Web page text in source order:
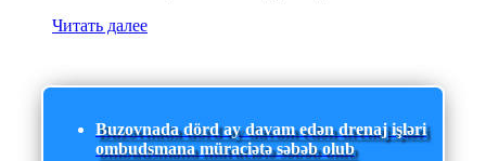
Читать далее
Buzovnada dörd ay davam edən drenaj işləri
ombudsmana müraciətə səbəb olub